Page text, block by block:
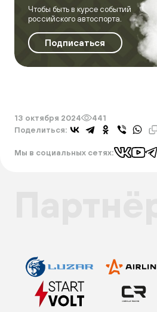
Чтобы быть в курсе событий
российского автоспорта.
Подписаться
13 октября 2024
441
Поделиться:
Мы в социальных сетях: